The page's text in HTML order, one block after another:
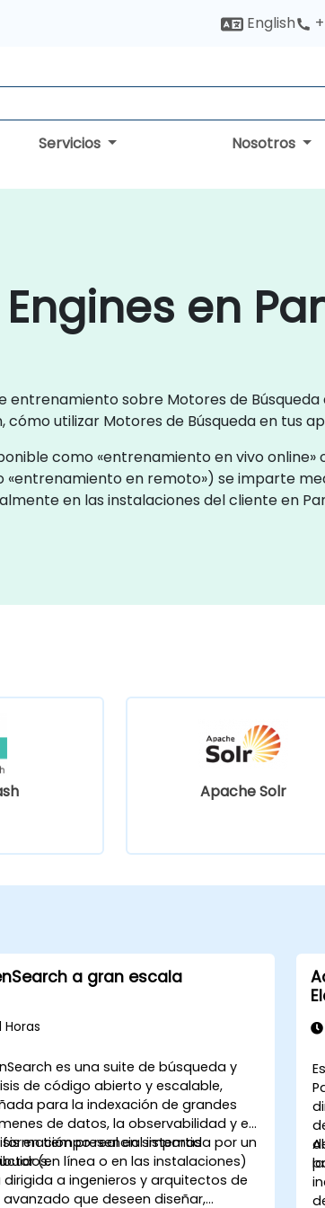
English
Servicios Nosotros
en
sobre Motores de
utilizar Motores de Búsqueda en tus
como «entrenamiento en vivo online»
en remoto») se imparte
en las instalaciones del cliente en
Apache Solr
a gran escala
Horas
es una suite de búsqueda y
de código abierto y escalable,
para la indexación de grandes
de datos, la observabilidad y el
en tiempo real en sistemas
formación presencial impartida por un
(en línea o en las instalaciones)
dirigida a ingenieros y arquitectos de
avanzado que deseen diseñar,